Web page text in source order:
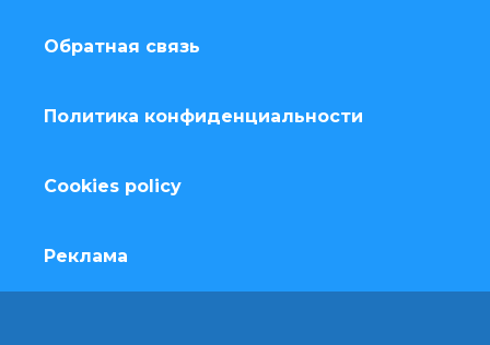
Обратная связь
Политика конфиденциальности
Cookies policy
Реклама